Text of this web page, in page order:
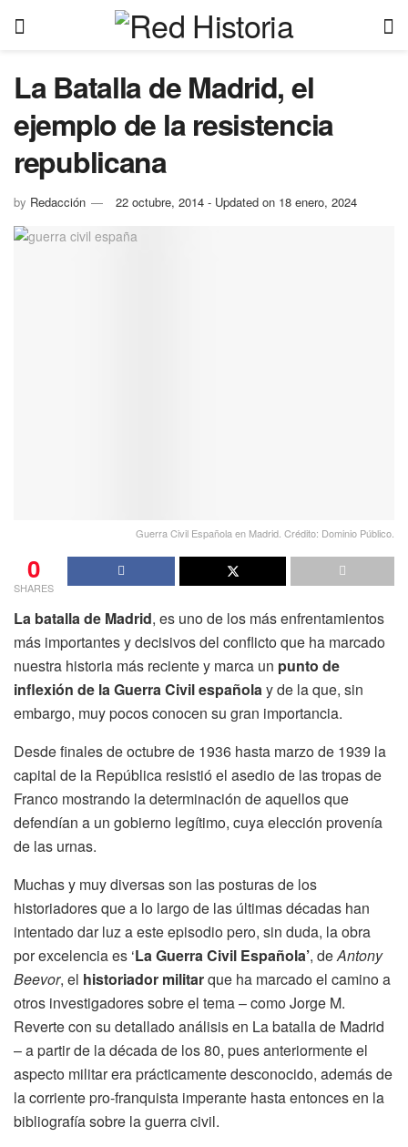
La Batalla de Madrid, el
ejemplo de la resistencia
republicana
by Redacción 22 octubre, 2014 - Updated on 18 enero, 2024
Guerra Civil Española en Madrid. Crédito: Dominio Público.
0
SHARES
La batalla de Madrid, es uno de los más enfrentamientos
más importantes y decisivos del conflicto que ha marcado
nuestra historia más reciente y marca un punto de
inflexión de la Guerra Civil españolay de la que, sin
embargo, muy pocos conocen su gran importancia.
Desde finales de octubre de 1936 hasta marzo de 1939 la
capital de la República resistió el asedio de las tropas de
Franco mostrando la determinación de aquellos que
defendían a un gobierno legítimo, cuya elección provenía
de las urnas.
Muchas y muy diversas son las posturas de los
historiadores que a lo largo de las últimas décadas han
intentado dar luz a este episodio pero, sin duda, la obra
por excelencia es ‘La Guerra Civil Española’, deAntony
Beevor, el historiador militarque ha marcado el camino a
otros investigadores sobre el tema – como Jorge M.
Reverte con su detallado análisis en La batalla de Madrid
– a partir de la década de los 80, pues anteriormente el
aspecto militar era prácticamente desconocido, además de
la corriente pro-franquista imperante hasta entonces en la
bibliografía sobre la guerra civil.